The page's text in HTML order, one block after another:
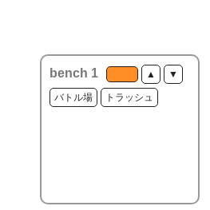
bench 1 ▲ ▼
バトル場 トラッシュ